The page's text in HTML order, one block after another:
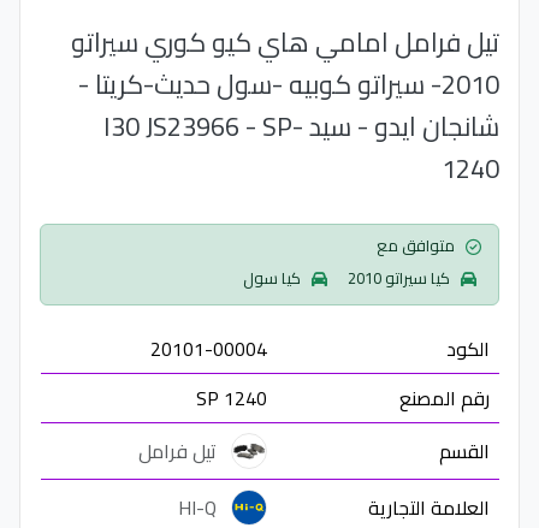
تيل فرامل امامي هاي كيو كوري سيراتو
2010- سيراتو كوبيه -سول حديث-كريتا -
شانجان ايدو - سيد -I30 JS23966 - SP
1240
كيا سيراتو 2010
كيا سول
الكود
20101-00004
رقم المصنع
SP 1240
القسم
تيل فرامل
العلامة التجارية
HI-Q